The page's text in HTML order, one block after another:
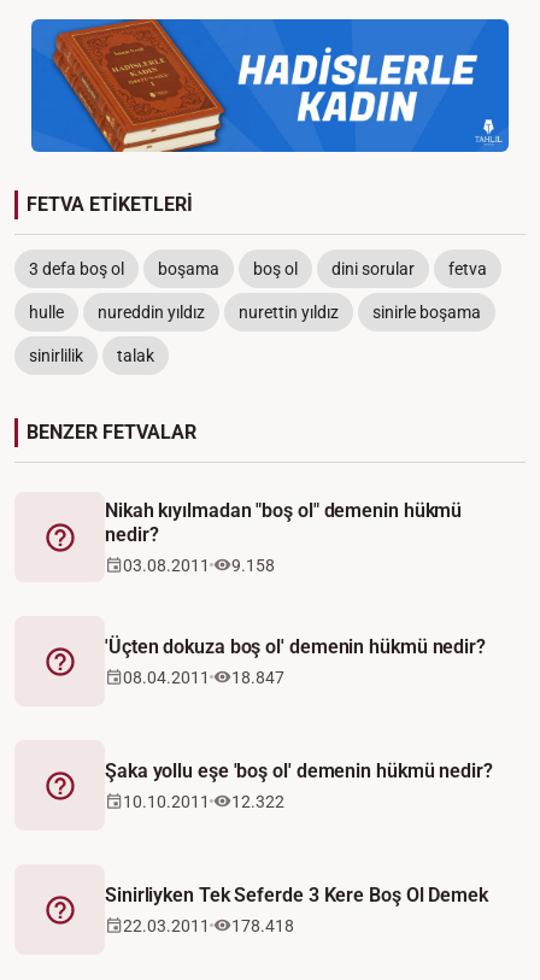
FETVA ETİKETLERİ
3 defa boş ol boşama boş ol dini sorular fetva
hulle nureddin yıldız nurettin yıldız sinirle boşama
sinirlilik talak
BENZER FETVALAR
Fetva
Nikah kıyılmadan "boş ol" demenin hükmü
nedir?
03.08.2011 9.158
Fetva
'Üçten dokuza boş ol' demenin hükmü nedir?
08.04.2011 18.847
Fetva
Şaka yollu eşe 'boş ol' demenin hükmü nedir?
10.10.2011 12.322
Fetva
Sinirliyken Tek Seferde 3 Kere Boş Ol Demek
22.03.2011 178.418